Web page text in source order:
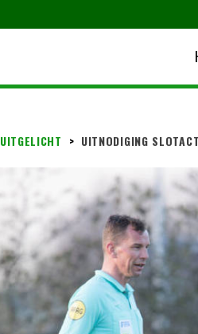
UITGELICHT > UITNODIGING